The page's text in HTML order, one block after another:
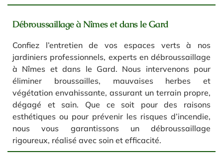
Débroussaillage à Nîmes et dans le Gard
Confiez l’entretien de vos espaces verts à nos
jardiniers professionnels, experts en débroussaillage
à Nîmes et dans le Gard. Nous intervenons pour
éliminer broussailles, mauvaises herbes et
végétation envahissante, assurant un terrain propre,
dégagé et sain. Que ce soit pour des raisons
esthétiques ou pour prévenir les risques d’incendie,
nous vous garantissons un débroussaillage
rigoureux, réalisé avec soin et efficacité.